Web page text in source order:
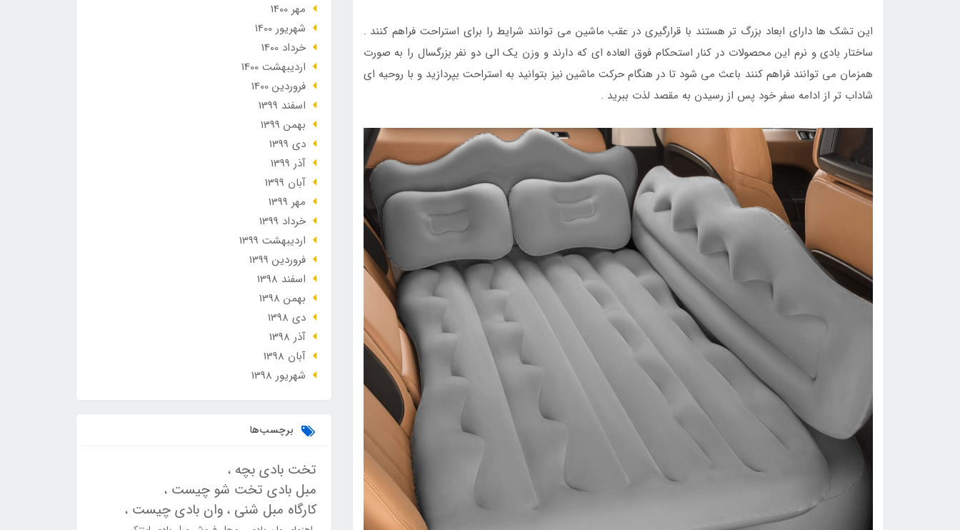
این تشک ها دارای ابعاد بزرگ تر هستند با قرارگیری در عقب ماشین می توانند شرایط را برای استراحت فراهم کنند .
ساختار بادی و نرم این محصولات در کنار استحکام فوق العاده ای که دارند و وزن یک الی دو نفر بزرگسال را به صورت
همزمان می توانند فراهم کنند باعث می شود تا در هنگام حرکت ماشین نیز بتوانید به استراحت بپردازید و با روحیه ای
شاداب تر از ادامه سفر خود پس از رسیدن به مقصد لذت ببرید .
مهر 1400
شهریور 1400
خرداد 1400
ارديبهشت 1400
فروردین 1400
اسفند 1399
بهمن 1399
دی 1399
آذر 1399
آبان 1399
مهر 1399
خرداد 1399
ارديبهشت 1399
فروردین 1399
اسفند 1398
بهمن 1398
دی 1398
آذر 1398
آبان 1398
شهریور 1398
برچسب‌ها
تخت بادی بچه
مبل بادی تخت شو چیست
کارگاه مبل شنی وان بادی چیست